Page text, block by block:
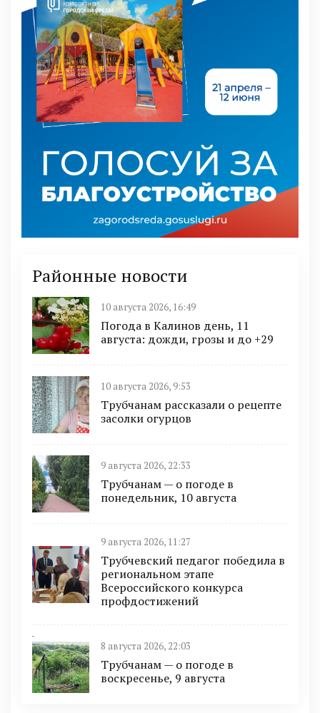
Районные новости
10 августа 2026, 16:49
Погода в Калинов день, 11
августа: дожди, грозы и до +29
10 августа 2026, 9:53
Трубчанам рассказали о рецепте
засолки огурцов
9 августа 2026, 22:33
Трубчанам — о погоде в
понедельник, 10 августа
9 августа 2026, 11:27
Трубчевский педагог победила в
региональном этапе
Всероссийского конкурса
профдостижений
8 августа 2026, 22:03
Трубчанам — о погоде в
воскресенье, 9 августа